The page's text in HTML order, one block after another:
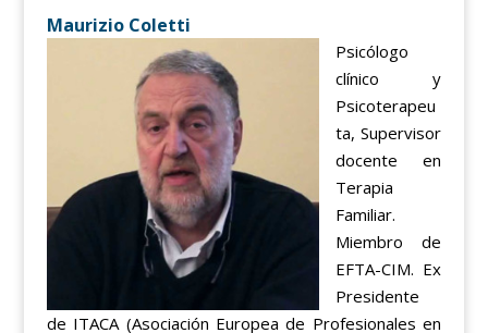
Maurizio Coletti
Psicólogo
clínico y
Psicoterapeu
ta, Supervisor
docente en
Terapia
Familiar.
Miembro de
EFTA-CIM. Ex
Presidente
de ITACA (Asociación Europea de Profesionales en